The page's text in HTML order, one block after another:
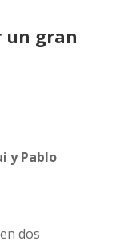
un gran
y Pablo
dos